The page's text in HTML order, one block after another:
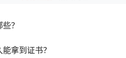
？
拿到证书？